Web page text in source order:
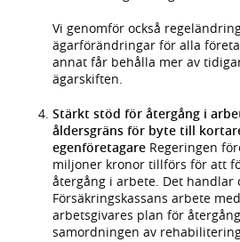
Vi genomför också
ägarförändringar för alla
annat får behålla mer av
ägarskiften.
Stärkt stöd för återgång i
åldersgräns för byte till
egenföretagare Regeringen
miljoner kronor tillförs för att
återgång i arbete. Det handlar
Försäkringskassans arbete
arbetsgivares plan för
samordningen av